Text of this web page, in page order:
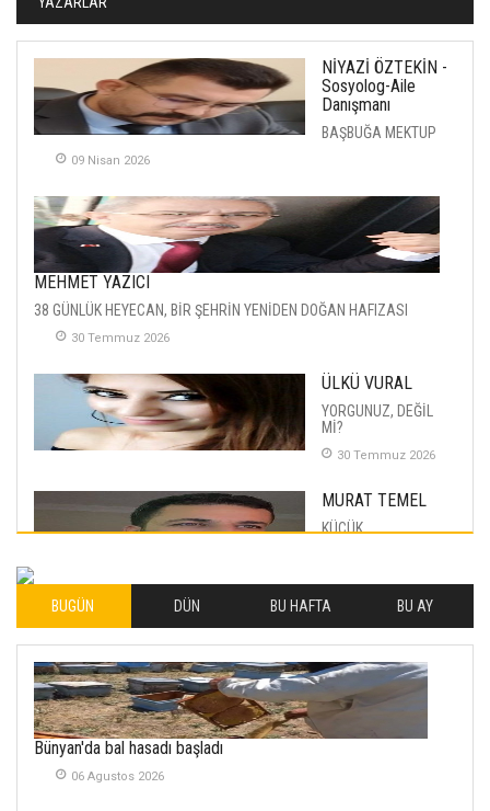
NİYAZİ ÖZTEKİN -
Sosyolog-Aile
Danışmanı
BAŞBUĞA MEKTUP
09 Nisan 2026
MEHMET YAZICI
38 GÜNLÜK HEYECAN, BİR ŞEHRİN YENİDEN DOĞAN HAFIZASI
30 Temmuz 2026
ÜLKÜ VURAL
YORGUNUZ, DEĞİL
Mİ?
30 Temmuz 2026
MURAT TEMEL
KÜÇÜK
İLHAN YILMAZ
SOFRADA AYRIMCILIK
VAR
26 Subat 2026
METİN ERTEM
BUGÜN DÜN BU HAFTA BU AY
Bünyan'da bal hasadı başladı
06 Agustos 2026